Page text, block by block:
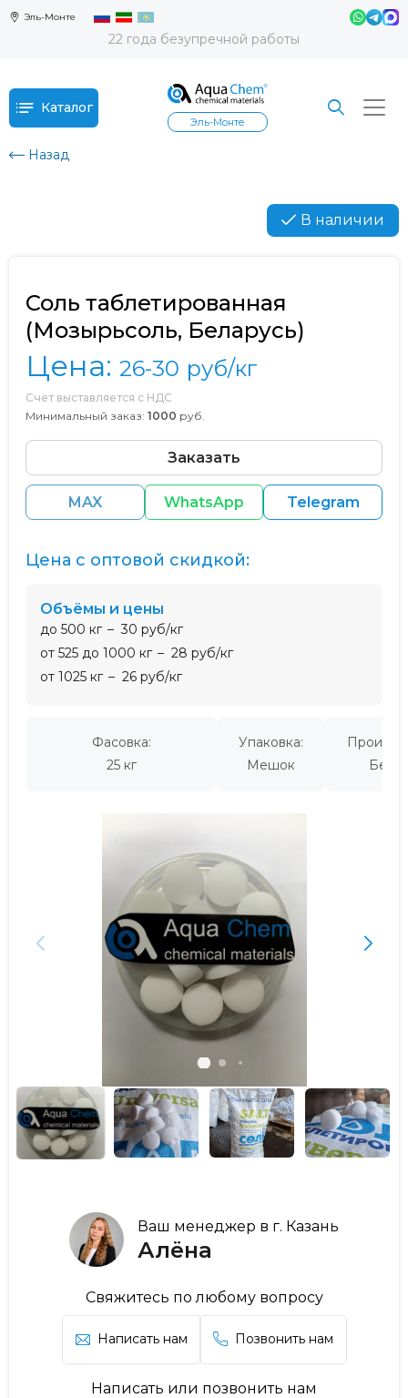
Эль-Монте
22 года безупречной работы
Каталог
Эль-Монте
Назад
В наличии
Ваш менеджер в г. Казань
Алёна
Свяжитесь по любому вопросу
Написать нам Позвонить нам
Написать или позвонить нам
Соль таблетированная
(Мозырьсоль, Беларусь)
Цена: 26-30 руб/кг
Счет выставляется с НДС
Минимальный заказ: 1000 руб.
Заказать
MAX WhatsApp Telegram
Фасовка:
25 кг
Упаковка:
Мешок
Цена с оптовой скидкой:
Объёмы и цены
до 500 кг
30 руб/кг
от 525 до 1000 кг
28 руб/кг
от 1025 кг
26 руб/кг